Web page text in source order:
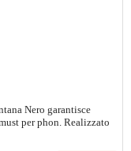
Nero garantisce
per phon. Realizzato